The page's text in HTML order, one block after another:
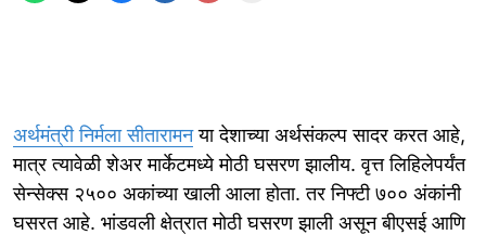
अर्थमंत्री निर्मला सीतारामनया देशाच्या अर्थसंकल्प सादर करत आहे,
मात्र त्यावेळी शेअर मार्केटमध्ये मोठी घसरण झालीय. वृत्त लिहिलेपर्यंत
सेन्सेक्स २५०० अकांच्या खाली आला होता. तर निफ्टी ७०० अंकांनी
घसरत आहे. भांडवली क्षेत्रात मोठी घसरण झाली असून बीएसई आणि